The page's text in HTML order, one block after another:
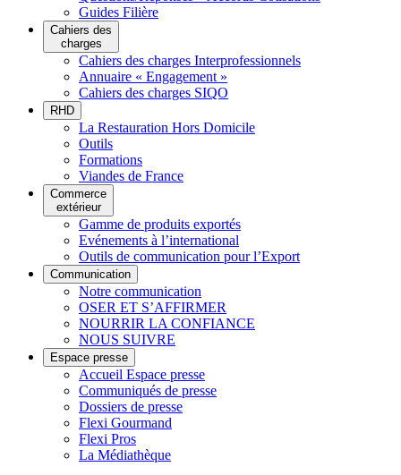
Guides Filière
Cahiers des
charges
Cahiers des charges Interprofessionnels
Annuaire « Engagement »
Cahiers des charges SIQO
RHD
La Restauration Hors Domicile
Outils
Formations
Viandes de France
Commerce
extérieur
Gamme de produits exportés
Evénements à l’international
Outils de communication pour l’Export
Communication
Notre communication
OSER ET S’AFFIRMER
NOURRIR LA CONFIANCE
NOUS SUIVRE
Espace presse
Accueil Espace presse
Communiqués de presse
Dossiers de presse
Flexi Gourmand
Flexi Pros
La Médiathèque